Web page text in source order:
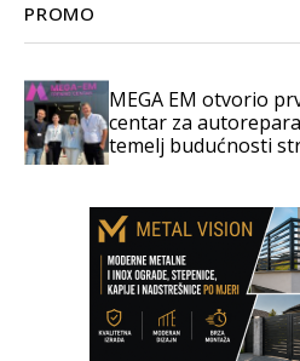
PROMO
MEGA EM otvorio
centar za
temelj budućnosti